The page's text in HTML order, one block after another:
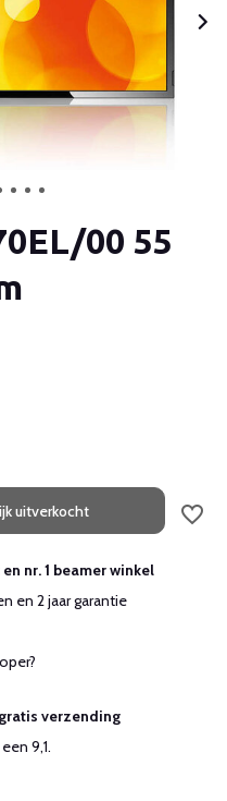
00 55
uitverkocht
nr. 1 beamer winkel
en 2 jaar garantie
verzending
9,1.